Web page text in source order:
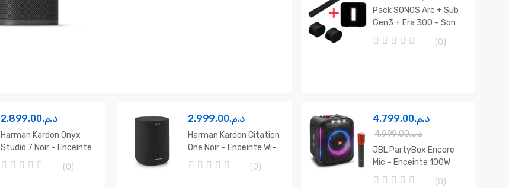
د.م.2.899,00
Harman Kardon Onyx
Studio 7 Noir – Enceinte
Bluetooth
(0)
د.م.2.999,00
Harman Kardon Citation
One Noir – Enceinte Wi-
Fi & Bluetooth
(0)
Pack SONOS Arc + Sub
Gen3 + Era 300 – Son
3D Dolby Atmos
(0)
د.م.4.799,00
د.م.4.999,00
JBL PartyBox Encore
Mic – Enceinte 100W
avec Micro, Bluetooth
(0)